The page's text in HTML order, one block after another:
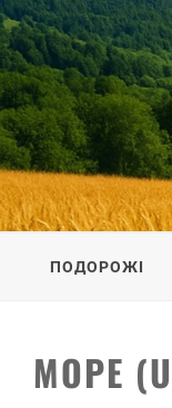
ПОДОРОЖI
ПОДОРОЖІ
МОРЕ